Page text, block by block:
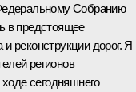
Собранию
в предстоящее
реконструкции дорог. Я
регионов
сегодняшнего